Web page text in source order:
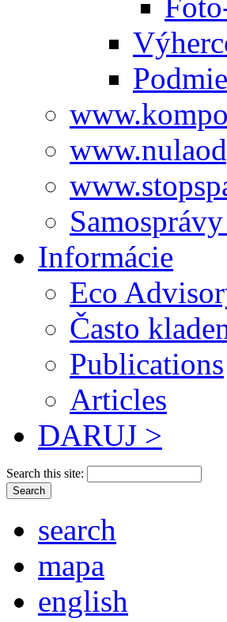
Informácie
Eco
Často
Publications
Articles
DARUJ >
Search this site:
search
mapa
english